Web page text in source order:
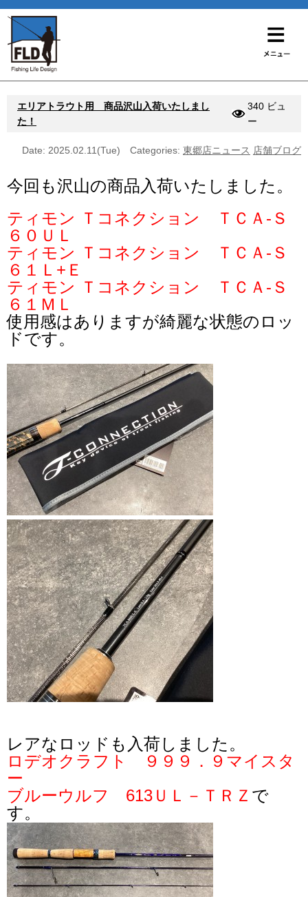
エリアトラウト用 商品沢山入荷いたしまし
た！
340 ビュ
ー
Date: 2025.02.11(Tue) Categories: 東郷店ニュース 店舗ブログ
今回も沢山の商品入荷いたしました。
ティモン Ｔコネクション ＴＣＡ-Ｓ
６０ＵＬ
ティモン Ｔコネクション ＴＣＡ-Ｓ
６１Ｌ+Ｅ
ティモン Ｔコネクション ＴＣＡ-Ｓ
６１ＭＬ
使用感はありますが綺麗な状態のロッ
ドです。
レアなロッドも入荷しました。
ロデオクラフト ９９９．９マイスタ
ー
ブルーウルフ 613ＵＬ－ＴＲＺ で
す。